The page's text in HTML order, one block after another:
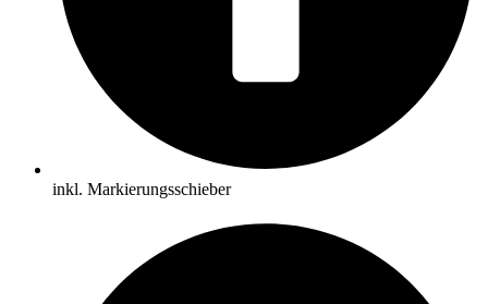
inkl. Markierungsschieber